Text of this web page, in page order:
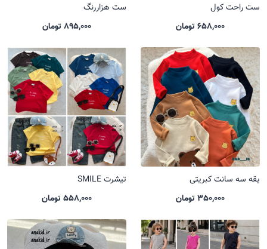
ست راحت کول
658,000 تومان
ست هزاررنگ
895,000 تومان
یقه سه سانت کبریتی
350,000 تومان
تیشرت SMILE
558,000 تومان